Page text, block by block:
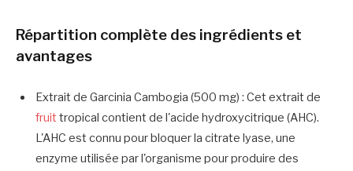
Répartition complète des ingrédients et
avantages
Extrait de Garcinia Cambogia (500 mg) : Cet extrait de
fruit tropical contient de l'acide hydroxycitrique (AHC).
L'AHC est connu pour bloquer la citrate lyase, une
enzyme utilisée par l'organisme pour produire des